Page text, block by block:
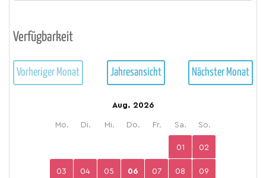
Verfügbarkeit
Vorheriger Monat Jahresansicht Nächster Monat
Aug. 2026
Mo. Di. Mi. Do. Fr. Sa. So.
01 02
03 04 05 06 07 08 09